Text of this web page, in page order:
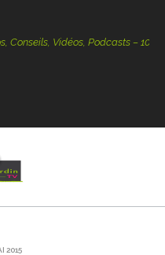
Vidéos, Podcasts – 100 %
2015